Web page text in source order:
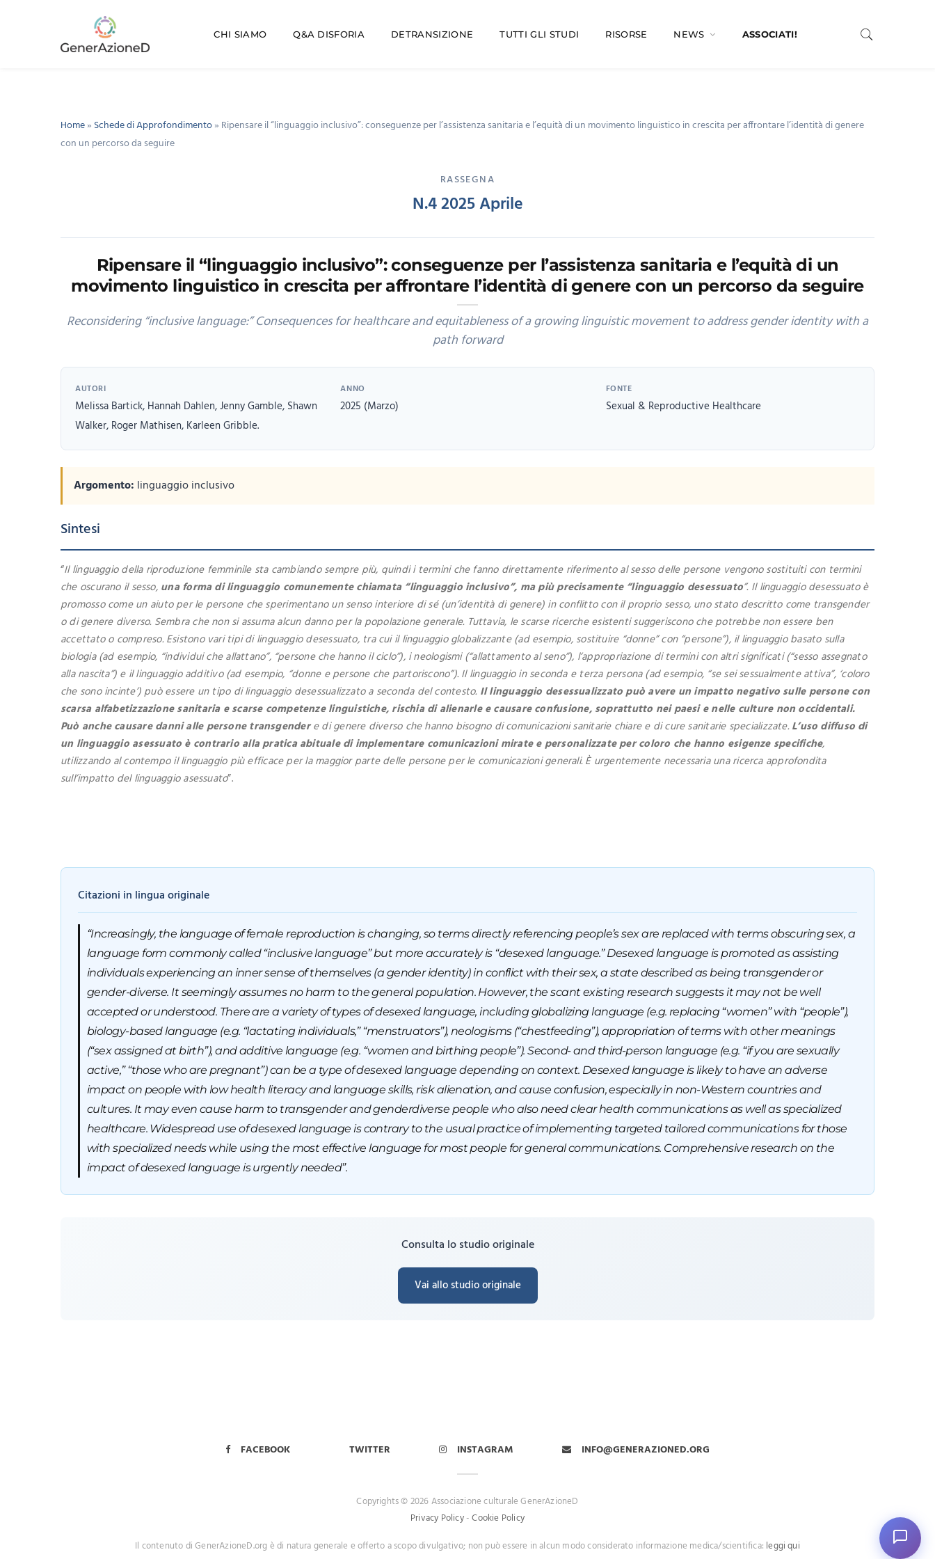
CHI SIAMO Q&A DISFORIA DETRANSIZIONE TUTTI GLI STUDI RISORSE NEWS ASSOCIATI!
Home» Schede di Approfondimento» Ripensare il “linguaggio inclusivo”: conseguenze per l’assistenza sanitaria e l’equità di un movimento linguistico in crescita per affrontare l’identità di genere
con un percorso da seguire
RASSEGNA
N.4 2025 Aprile
Ripensare il “linguaggio inclusivo”: conseguenze per l’assistenza sanitaria e l’equità di un
movimento linguistico in crescita per affrontare l’identità di genere con un percorso da seguire
Reconsidering “inclusive language:” Consequences for healthcare and equitableness of a growing linguistic movement to address gender identity with a
path forward
AUTORI
Melissa Bartick, Hannah Dahlen, Jenny Gamble, Shawn
Walker, Roger Mathisen, Karleen Gribble.
ANNO
2025 (Marzo)
FONTE
Sexual & Reproductive Healthcare
Argomento: linguaggio inclusivo
Sintesi
“Il linguaggio della riproduzione femminile sta cambiando sempre più, quindi i termini che fanno direttamente riferimento al sesso delle persone vengono sostituiti con termini
che oscurano il sesso, una forma di linguaggio comunemente chiamata “linguaggio inclusivo”, ma più precisamente “linguaggio desessuato”. Il linguaggio desessuato è
promosso come un aiuto per le persone che sperimentano un senso interiore di sé (un’identità di genere) in conflitto con il proprio sesso, uno stato descritto come transgender
o di genere diverso. Sembra che non si assuma alcun danno per la popolazione generale. Tuttavia, le scarse ricerche esistenti suggeriscono che potrebbe non essere ben
accettato o compreso. Esistono vari tipi di linguaggio desessuato, tra cui il linguaggio globalizzante (ad esempio, sostituire “donne” con “persone”), il linguaggio basato sulla
biologia (ad esempio, “individui che allattano”, “persone che hanno il ciclo”), i neologismi (“allattamento al seno”), l’appropriazione di termini con altri significati (“sesso assegnato
alla nascita”) e il linguaggio additivo (ad esempio, “donne e persone che partoriscono”). Il linguaggio in seconda e terza persona (ad esempio, “se sei sessualmente attiva”, ‘coloro
che sono incinte’) può essere un tipo di linguaggio desessualizzato a seconda del contesto. Il linguaggio desessualizzato può avere un impatto negativo sulle persone con
scarsa alfabetizzazione sanitaria e scarse competenze linguistiche, rischia di alienarle e causare confusione, soprattutto nei paesi e nelle culture non occidentali.
Può anche causare danni alle persone transgendere di genere diverso che hanno bisogno di comunicazioni sanitarie chiare e di cure sanitarie specializzate. L’uso diffuso di
un linguaggio asessuato è contrario alla pratica abituale di implementare comunicazioni mirate e personalizzate per coloro che hanno esigenze specifiche,
utilizzando al contempo il linguaggio più efficace per la maggior parte delle persone per le comunicazioni generali. È urgentemente necessaria una ricerca approfondita
sull’impatto del linguaggio asessuato”.
Citazioni in lingua originale
“Increasingly, the language of female reproduction is changing, so terms directly referencing people’s sex are replaced with terms obscuring sex, a
language form commonly called “inclusive language” but more accurately is “desexed language.” Desexed language is promoted as assisting
individuals experiencing an inner sense of themselves (a gender identity) in conflict with their sex, a state described as being transgender or
gender-diverse. It seemingly assumes no harm to the general population. However, the scant existing research suggests it may not be well
accepted or understood. There are a variety of types of desexed language, including globalizing language (e.g. replacing “women” with “people”),
biology-based language (e.g. “lactating individuals,” “menstruators”), neologisms (“chestfeeding”), appropriation of terms with other meanings
(“sex assigned at birth”), and additive language (e.g. “women and birthing people”). Second- and third-person language (e.g. “if you are sexually
active,” “those who are pregnant”) can be a type of desexed language depending on context. Desexed language is likely to have an adverse
impact on people with low health literacy and language skills, risk alienation, and cause confusion, especially in non-Western countries and
cultures. It may even cause harm to transgender and genderdiverse people who also need clear health communications as well as specialized
healthcare. Widespread use of desexed language is contrary to the usual practice of implementing targeted tailored communications for those
with specialized needs while using the most effective language for most people for general communications. Comprehensive research on the
impact of desexed language is urgently needed”.
Consulta lo studio originale
Vai allo studio originale
FACEBOOK TWITTER INSTAGRAM INFO@GENERAZIONED.ORG
Copyrights © 2026 Associazione culturale GenerAzioneD
Privacy Policy-Cookie Policy
Il contenuto di GenerAzioneD.org è di natura generale e offerto a scopo divulgativo; non può essere in alcun modo considerato informazione medica/scientifica: leggi qui